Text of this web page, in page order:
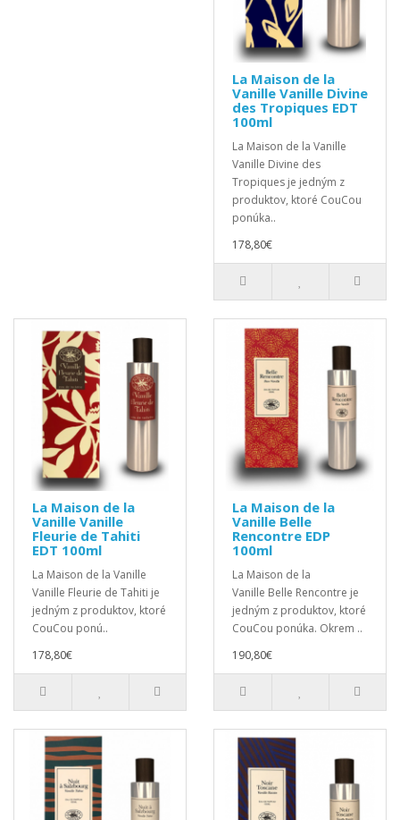
La Maison de la
Vanille Vanille Divine
des Tropiques EDT
100ml
La Maison de la Vanille
Vanille Divine des
Tropiques je jedným z
produktov, ktoré CouCou
ponúka..
178,80€
La Maison de la
Vanille Vanille
Fleurie de Tahiti
EDT 100ml
La Maison de la Vanille
Vanille Fleurie de Tahiti je
jedným z produktov, ktoré
CouCou ponú..
178,80€
La Maison de la
Vanille Belle
Rencontre EDP
100ml
La Maison de la
Vanille Belle Rencontre je
jedným z produktov, ktoré
CouCou ponúka. Okrem ..
190,80€